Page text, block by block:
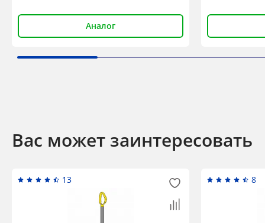
Аналог
Вас может заинтересовать
13 8